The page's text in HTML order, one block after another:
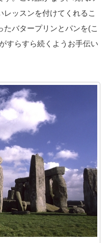
ッスンを付けてくれるこ
バタープリンとパンを(こ
すらすら続くようお手伝い